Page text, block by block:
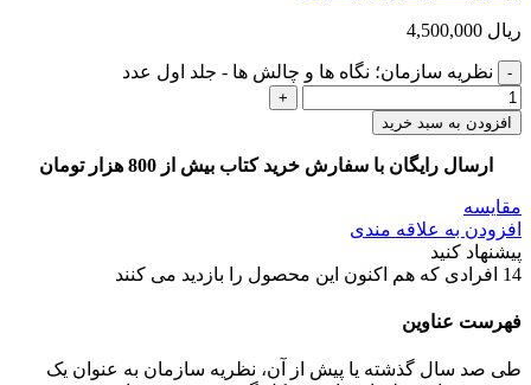
ریال
نظریه سازمان؛ نگاه ها و چالش ها - جلد اول عدد
افزودن به سبد خرید
ارسال رایگان با سفارش خرید کتاب بیش از 800 هزار تومان
مقایسه
افزودن به علاقه مندی
پیشنهاد کنید
14 افرادی که هم اکنون این محصول را بازدید می کنند
فهرست عناوین
طی صد سال گذشته یا پیش از آن، نظریه سازمان به عنوان یک